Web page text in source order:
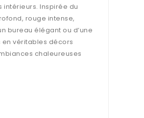
Inspirée du
rouge intense,
bureau élégant ou d’une
en véritables décors
chaleureuses